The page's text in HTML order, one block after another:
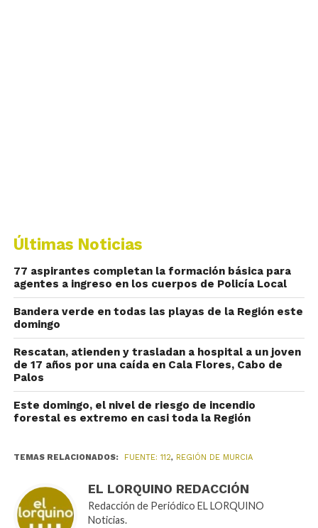
Últimas Noticias
77 aspirantes completan la formación básica para
agentes a ingreso en los cuerpos de Policía Local
Bandera verde en todas las playas de la Región este
domingo
Rescatan, atienden y trasladan a hospital a un joven
de 17 años por una caída en Cala Flores, Cabo de
Palos
Este domingo, el nivel de riesgo de incendio
forestal es extremo en casi toda la Región
TEMAS RELACIONADOS: FUENTE: 112, REGIÓN DE MURCIA
EL LORQUINO REDACCIÓN
Redacción de Periódico EL LORQUINO
Noticias.